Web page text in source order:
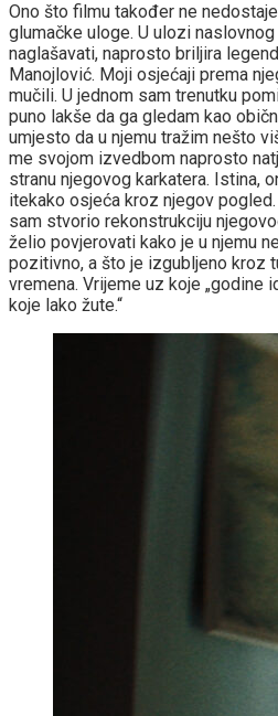
Ono što filmu također ne
glumačke uloge. U ulozi naslovnog
naglašavati, naprosto briljira
Manojlović. Moji osjećaji prema
mučili. U jednom sam trenutku
puno lakše da ga gledam kao
umjesto da u njemu tražim nešto
me svojom izvedbom naprosto
stranu njegovog karkatera. Istina,
itekako osjeća kroz njegov
sam stvorio rekonstrukciju
želio povjerovati kako je u njemu
pozitivno, a što je izgubljeno kroz
vremena. Vrijeme uz koje „godine
koje lako žute.“